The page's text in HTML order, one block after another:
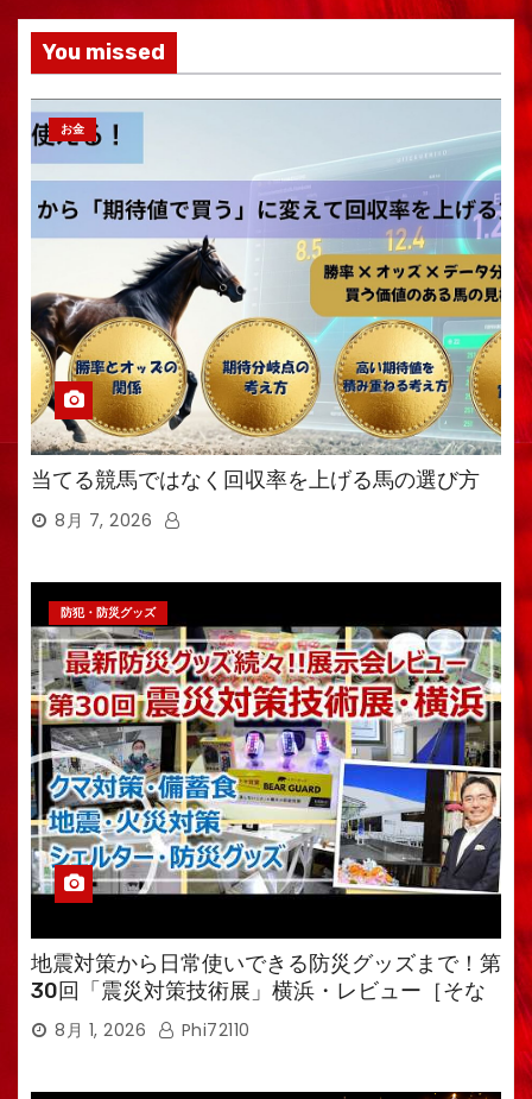
You missed
お金
当てる競馬ではなく回収率を上げる馬の選び方
8月 7, 2026
防犯・防災グッズ
地震対策から日常使いできる防災グッズまで！第
30回「震災対策技術展」横浜・レビュー［そな
えるTV・高荷智也］
8月 1, 2026 Phi72110